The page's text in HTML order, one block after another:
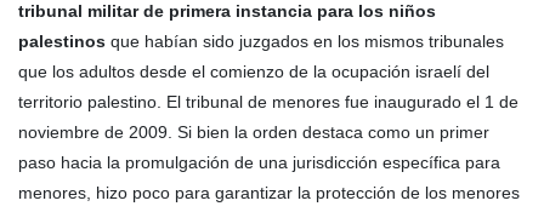
tribunal militar de primera instancia para los niños
palestinos que habían sido juzgados en los mismos tribunales
que los adultos desde el comienzo de la ocupación israelí del
territorio palestino. El tribunal de menores fue inaugurado el 1 de
noviembre de 2009. Si bien la orden destaca como un primer
paso hacia la promulgación de una jurisdicción específica para
menores, hizo poco para garantizar la protección de los menores